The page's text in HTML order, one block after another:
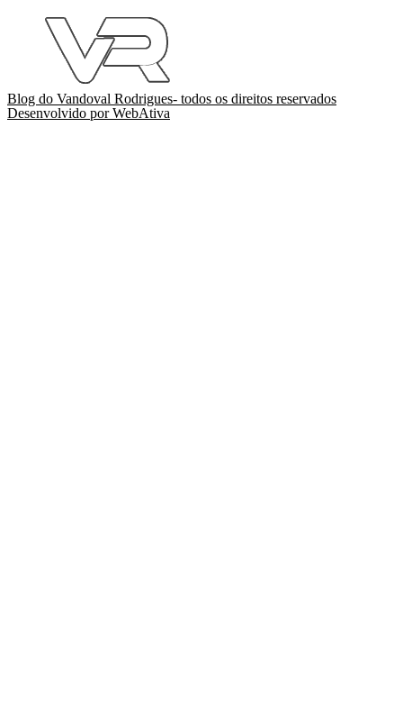
Blog do Vandoval Rodrigues- todos os direitos reservados
Desenvolvido por WebAtiva